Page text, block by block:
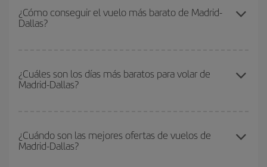
¿Cómo conseguir el vuelo más barato de Madrid-
Dallas?
conseguir el vuelo más barato si evitas temporadas altas,
compras con antelación y puedes ser flexible con las fechas y
¿Cuáles son los días más baratos para volar de
Madrid-Dallas?
que empezar una consulta en nuestro
buscador de vuelos
baratos . Dinos desde dónde vuelas, a dónde quieres ir y en qué
¿Cuándo son las mejores ofertas de vuelos de
Madrid-Dallas?